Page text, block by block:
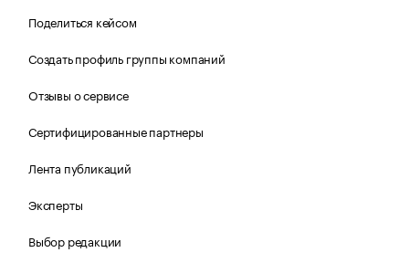
Поделиться кейсом
Создать профиль группы компаний
Отзывы о сервисе
Сертифицированные партнеры
Лента публикаций
Эксперты
Выбор редакции